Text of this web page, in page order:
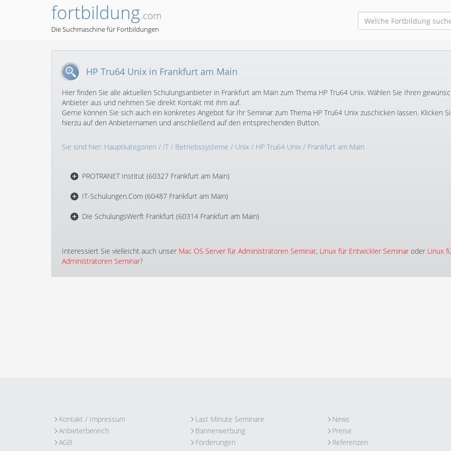
fortbildung.com
Die Suchmaschine für Fortbildungen
HP Tru64 Unix in Frankfurt am Main
Hier finden Sie alle aktuellen Schulungsanbieter in Frankfurt am Main zum Thema HP Tru64 Unix. Wählen Sie Ihren
Anbieter aus und nehmen Sie direkt Kontakt mit ihm auf.
Gerne können Sie sich auch ein konkretes Angebot für Ihr Seminar zum Thema HP Tru64 Unix zuschicken lassen. Klicken
hierzu auf den Anbieternamen und anschließend auf den entsprechenden Button.
Sie sind hier: Hauptkategorien / IT/ Betriebssysteme / Unix / HP Tru64 Unix / Frankfurt am Main
PROTRANET Institut (60327 Frankfurt am Main)
IT-Schulungen.Com (60487 Frankfurt am Main)
Die SchulungsWerft Frankfurt (60314 Frankfurt am Main)
Interessiert Sie vielleicht auch unser Mac OS Server für Administratoren Seminar, Linux für Entwickler Seminar oder Linux
Administratoren Seminar?
Kontakt / Impressum
Anbieterbereich
AGB
Last Minute Seminare
Bannerwerbung
Förderungen
News
Preise
Referenzen